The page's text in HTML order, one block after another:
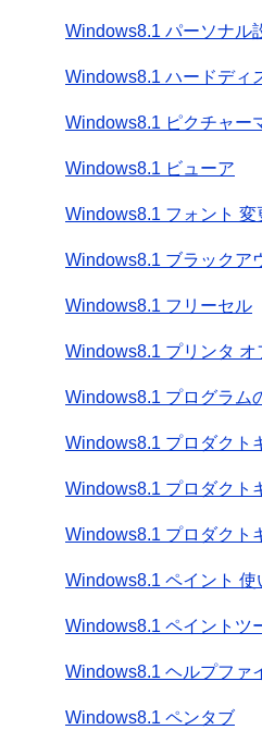
Windows8.1 パーソナル
Windows8.1 ハードディ
Windows8.1 ピクチャー
Windows8.1 ビューア
Windows8.1 フォント 変
Windows8.1 ブラックア
Windows8.1 フリーセル
Windows8.1 プリンタ オ
Windows8.1 プログラム
Windows8.1 プロダクト
Windows8.1 プロダクト
Windows8.1 プロダクト
Windows8.1 ペイント 使
Windows8.1 ペイントツ
Windows8.1 ヘルプファ
Windows8.1 ペンタブ